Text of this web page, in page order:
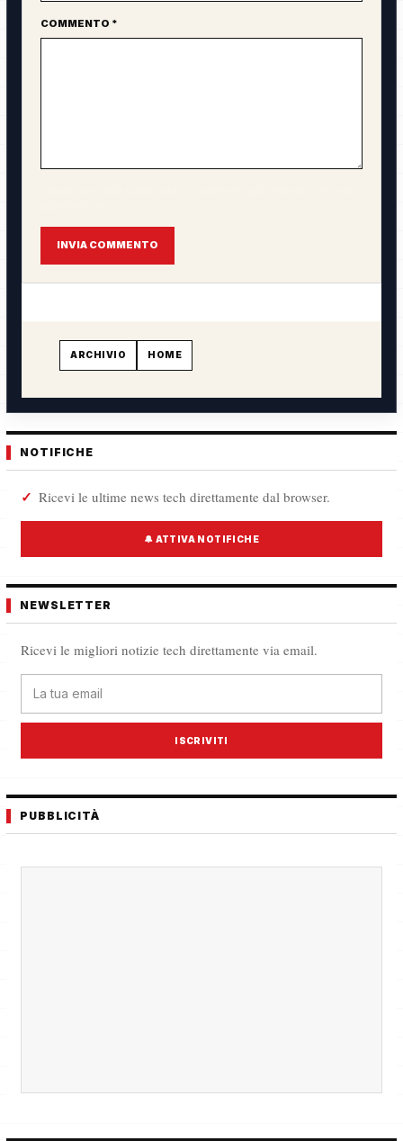
COMMENTO *
INVIA COMMENTO
ARCHIVIO HOME
NOTIFICHE
Ricevi le ultime news tech direttamente dal browser.
🔔 ATTIVA NOTIFICHE
NEWSLETTER
Ricevi le migliori notizie tech direttamente via email.
ISCRIVITI
PUBBLICITÀ